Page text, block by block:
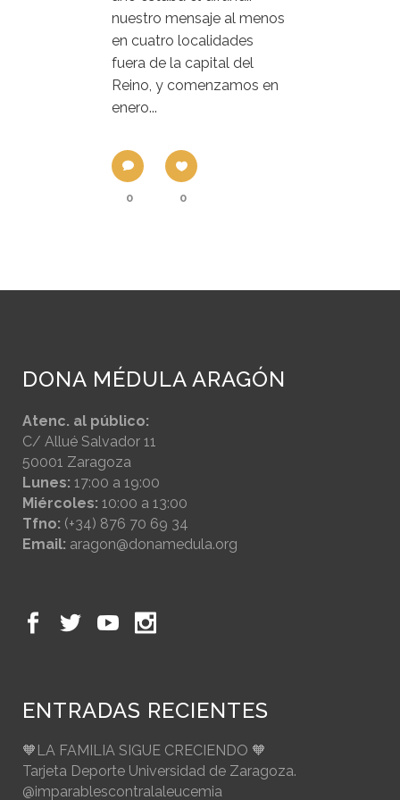
nuestro mensaje al menos
en cuatro localidades
fuera de la capital del
Reino, y comenzamos en
enero...
0 0
DONA MÉDULA ARAGÓN
Atenc. al público:
C/ Allué Salvador 11
50001 Zaragoza
Lunes: 17:00 a 19:00
Miércoles: 10:00 a 13:00
Tfno: (+34) 876 70 69 34
Email: aragon@donamedula.org
ENTRADAS RECIENTES
🧡LA FAMILIA SIGUE CRECIENDO 🧡
Tarjeta Deporte Universidad de Zaragoza.
@imparablescontralaleucemia